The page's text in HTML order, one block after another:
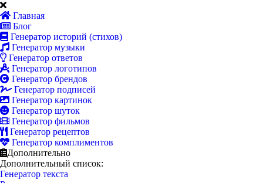
Главная
Блог
Генератор историй (стихов)
Генератор музыки
Генератор ответов
Генератор логотипов
Генератор брендов
Генератор подписей
Генератор картинок
Генератор шуток
Генератор фильмов
Генератор рецептов
Генератор комплиментов
Дополнительно
Дополнительный список:
Генератор текста